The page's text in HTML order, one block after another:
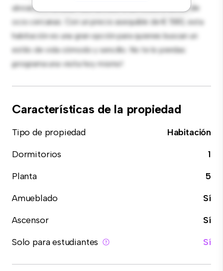
ubicación, tendrás fácil acceso a servicios y zonas de
ocio cercanas. Con un precio asequible de € 580, esta
habitación es una gran opción para quienes buscan un
estilo de vida cómodo y sencillo. No te lo pierdas:
¡programa una visita hoy mismo!
Características de la propiedad
Tipo de propiedad
Habitación
Dormitorios
1
Planta
5
Amueblado
Sí
Ascensor
Sí
Solo para estudiantes
Sí